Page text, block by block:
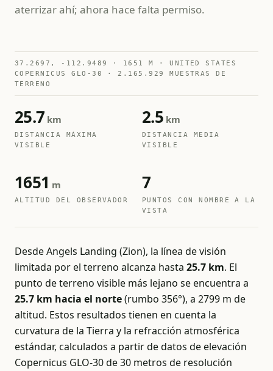
aterrizar ahí; ahora hace falta permiso.
37.2697, -112.9489 · 1651 M · UNITED STATES
COPERNICUS GLO-30 · 2.165.929 MUESTRAS DE
TERRENO
25.7 km
DISTANCIA MÁXIMA
VISIBLE
2.5 km
DISTANCIA MEDIA
VISIBLE
1651 m
ALTITUD DEL OBSERVADOR
7
PUNTOS CON NOMBRE A LA
VISTA
Desde Angels Landing (Zion), la línea de visión
limitada por el terreno alcanza hasta 25.7 km. El
punto de terreno visible más lejano se encuentra a
25.7 km hacia el norte(rumbo 356°), a 2799 m de
altitud. Estos resultados tienen en cuenta la
curvatura de la Tierra y la refracción atmosférica
estándar, calculados a partir de datos de elevación
Copernicus GLO-30 de 30 metros de resolución